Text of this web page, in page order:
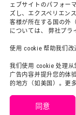
ェブサイトのパフォー
ズし、エクスペリエン
客様が所在する国の外
については、 弊社プラ
使用 cookie 帮助我们改
我们使用 cookie 处理
广告内容并提升您的体
的地方（如美国）。更
同意
プレスリリース
ース